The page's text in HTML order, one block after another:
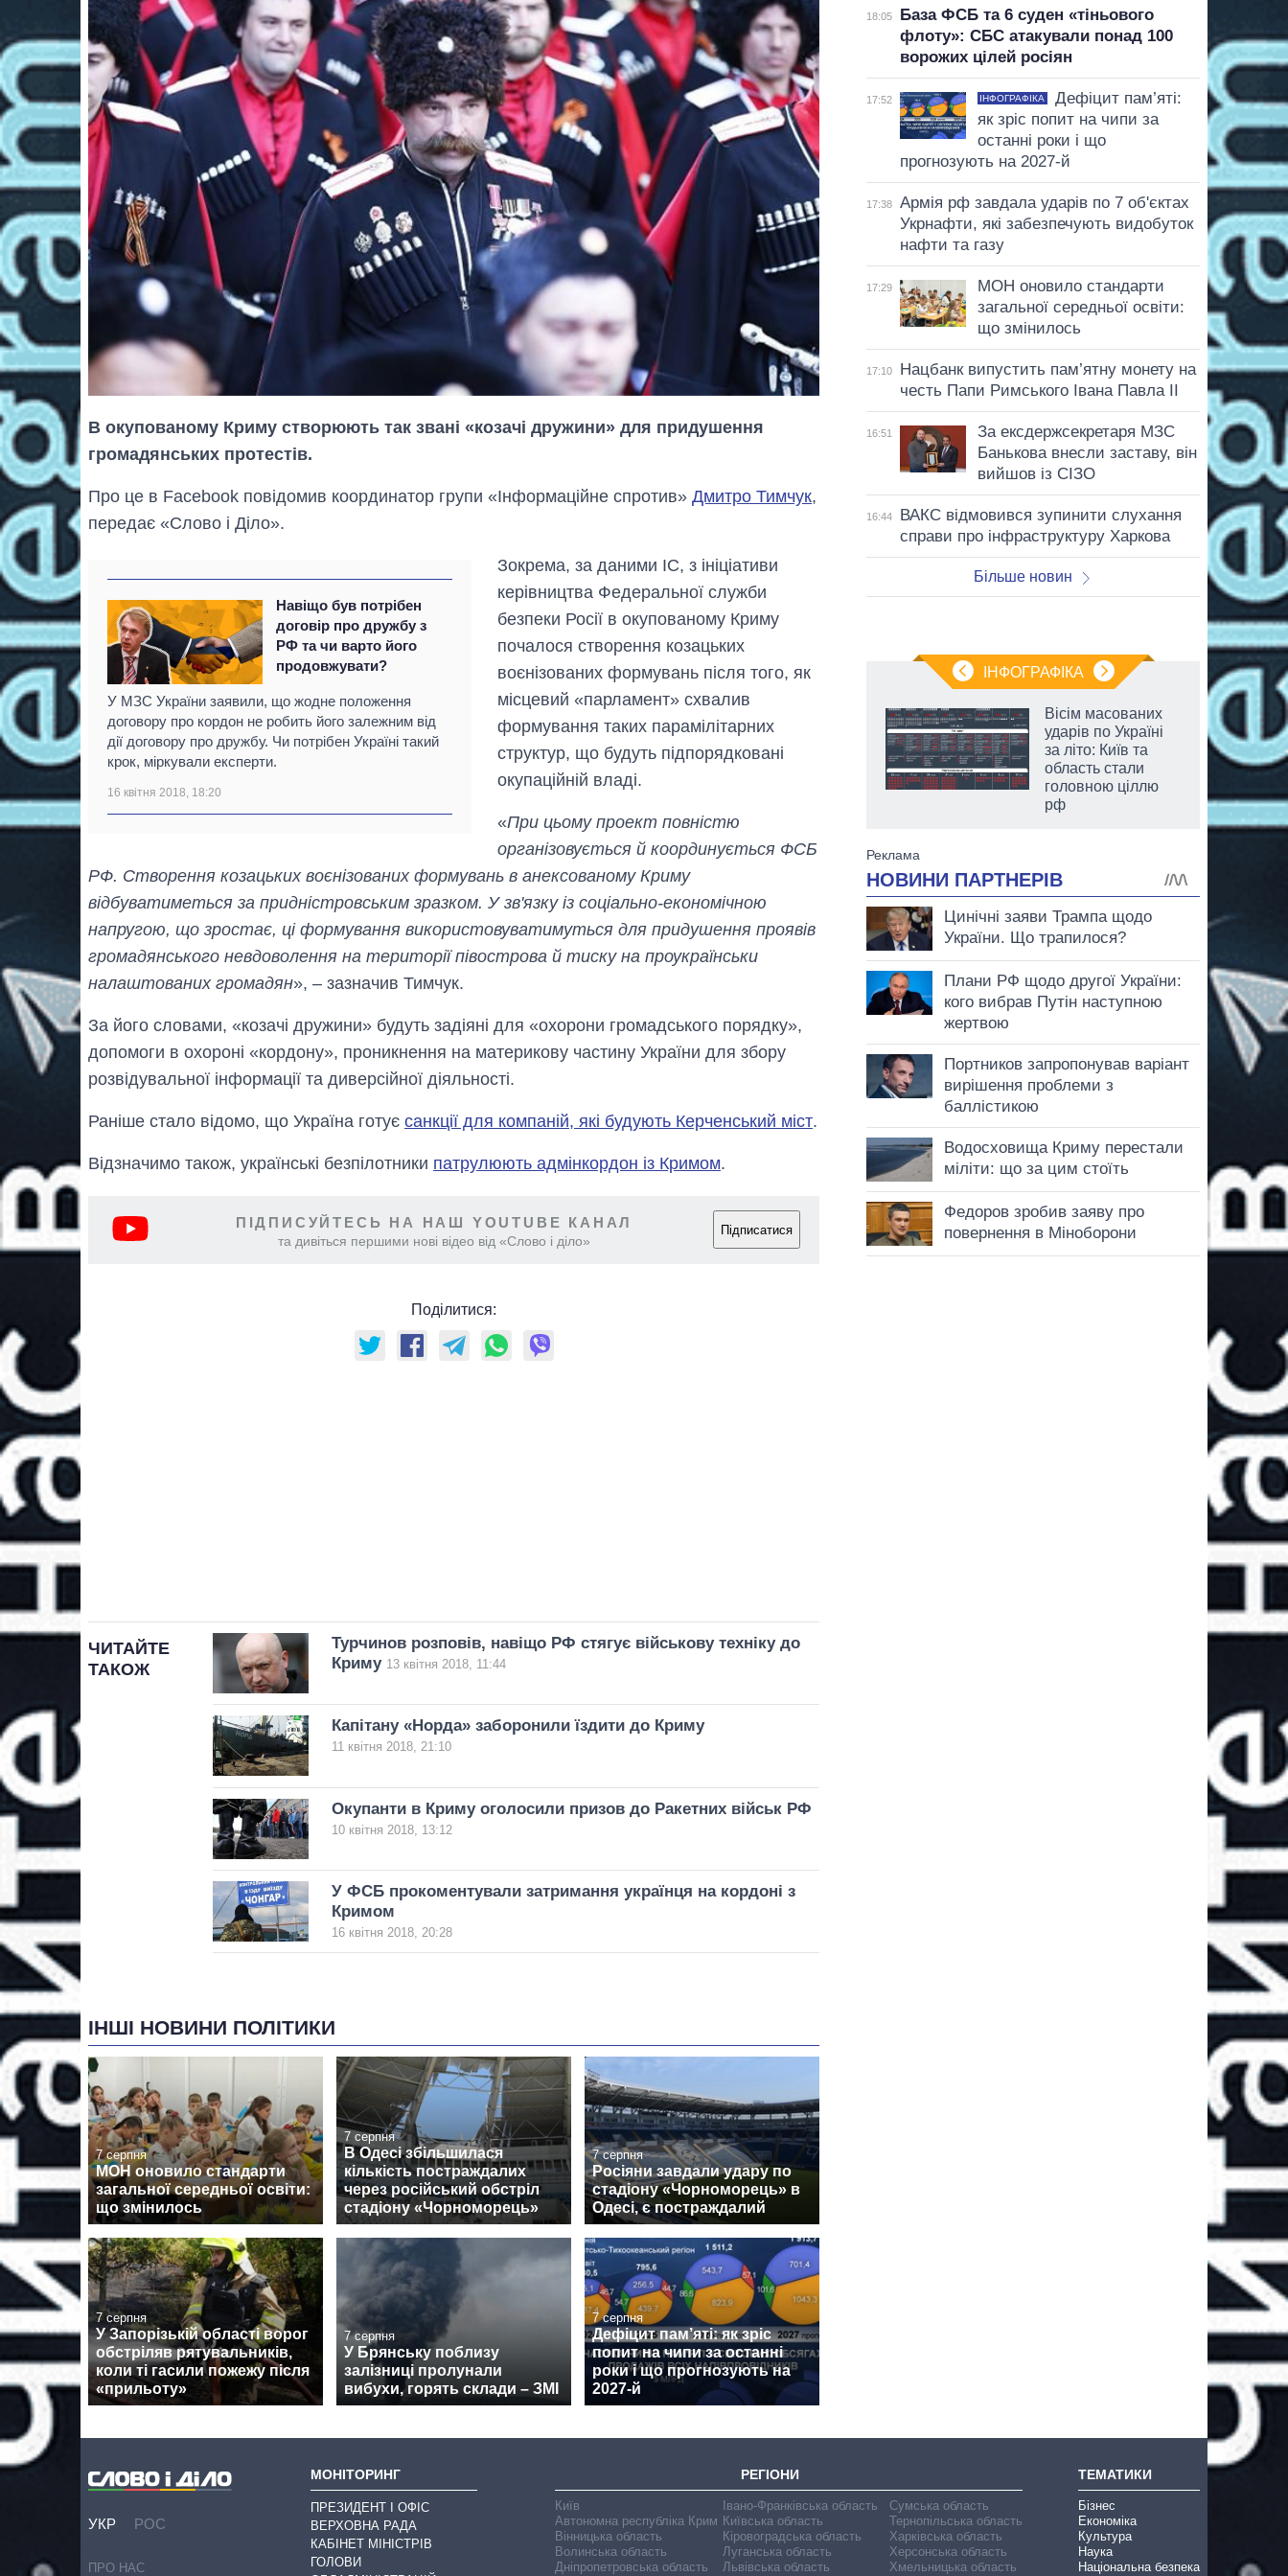
В окупованому Криму створюють так звані «козачі дружини» для придушення
громадянських протестів.
Про це в Facebook повідомив координатор групи «Інформаційне спротив» Дмитро Тимчук,
передає «Слово і Діло».
Навіщо був потрібен
договір про дружбу з
РФ та чи варто його
продовжувати?
У МЗС України заявили, що жодне положення
договору про кордон не робить його залежним від
дії договору про дружбу. Чи потрібен Україні такий
крок, міркували експерти.
16 квітня 2018, 18:20
Зокрема, за даними ІС, з ініціативи
керівництва Федеральної служби
безпеки Росії в окупованому Криму
почалося створення козацьких
воєнізованих формувань після того, як
місцевий «парламент» схвалив
формування таких парамілітарних
структур, що будуть підпорядковані
окупаційній владі.
«При цьому проект повністю
організовується й координується ФСБ
РФ. Створення козацьких воєнізованих формувань в анексованому Криму
відбуватиметься за придністровським зразком. У зв'язку із соціально-економічною
напругою, що зростає, ці формування використовуватимуться для придушення проявів
громадянського невдоволення на території півострова й тиску на проукраїнськи
налаштованих громадян», – зазначив Тимчук.
За його словами, «козачі дружини» будуть задіяні для «охорони громадського порядку»,
допомоги в охороні «кордону», проникнення на материкову частину України для збору
розвідувальної інформації та диверсійної діяльності.
Раніше стало відомо, що Україна готує санкції для компаній, які будують Керченський міст.
Відзначимо також, українські безпілотники патрулюють адмінкордон із Кримом.
ПІДПИСУЙТЕСЬ НА НАШ YOUTUBE КАНАЛ
та дивіться першими нові відео від «Слово і діло»
Підписатися
Поділитися:
ЧИТАЙТЕ
ТАКОЖ
Турчинов розповів, навіщо РФ стягує військову техніку до
Криму 13 квітня 2018, 11:44
Капітану «Норда» заборонили їздити до Криму
11 квітня 2018, 21:10
Окупанти в Криму оголосили призов до Ракетних військ РФ
10 квітня 2018, 13:12
У ФСБ прокоментували затримання українця на кордоні з
Кримом
16 квітня 2018, 20:28
ІНШІ НОВИНИ ПОЛІТИКИ
7 серпня
МОН оновило стандарти
загальної середньої освіти:
що змінилось
7 серпня
В Одесі збільшилася
кількість постраждалих
через російський обстріл
стадіону «Чорноморець»
7 серпня
Росіяни завдали удару по
стадіону «Чорноморець» в
Одесі, є постраждалий
7 серпня
У Запорізькій області ворог
обстріляв рятувальників,
коли ті гасили пожежу після
«прильоту»
7 серпня
У Брянську поблизу
залізниці пролунали
вибухи, горять склади – ЗМІ
7 серпня
Дефіцит пам’яті: як зріс
попит на чипи за останні
роки і що прогнозують на
2027-й
18:05
База ФСБ та 6 суден «тіньового
флоту»: СБС атакували понад 100
ворожих цілей росіян
17:52 ІНФОГРАФІКА
Дефіцит пам’яті:
як зріс попит на чипи за
останні роки і що
прогнозують на 2027-й
17:38
Армія рф завдала ударів по 7 об'єктах
Укрнафти, які забезпечують видобуток
нафти та газу
17:29
МОН оновило стандарти
загальної середньої освіти:
що змінилось
17:10
Нацбанк випустить пам’ятну монету на
честь Папи Римського Івана Павла II
16:51
За ексдержсекретаря МЗС
Банькова внесли заставу, він
вийшов із СІЗО
16:44
ВАКС відмовився зупинити слухання
справи про інфраструктуру Харкова
Більше новин
ІНФОГРАФІКА
бюджет
Міністерства
оборони за 13
Вісім масованих
ударів по Україні
за літо: Київ та
область стали
головною ціллю
рф
УКР РОС
ПРО НАС
МОНІТОРИНГ
ПРЕЗИДЕНТ І ОФІС
ВЕРХОВНА РАДА
КАБІНЕТ МІНІСТРІВ
ГОЛОВИ
РЕГІОНИ
Київ
Автономна республіка Крим
Вінницька область
Волинська область
Дніпропетровська область
Івано-Франківська область
Київська область
Кіровоградська область
Луганська область
Львівська область
Сумська область
Тернопільська область
Харківська область
Херсонська область
Хмельницька область
ТЕМАТИКИ
Бізнес
Економіка
Культура
Наука
Національна безпека